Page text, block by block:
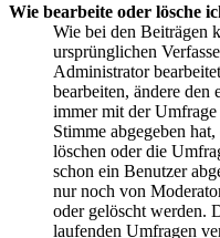
Wie bearbeite oder lösche
Wie bei den Beiträgen
ursprünglichen
Administrator
bearbeiten, ändere den
immer mit der
Stimme abgegeben
löschen oder die
schon ein Benutzer
nur noch von
oder gelöscht werden.
laufenden Umfragen